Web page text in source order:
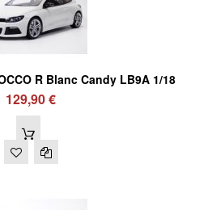
R Blanc Candy LB9A 1/18
129,90 €